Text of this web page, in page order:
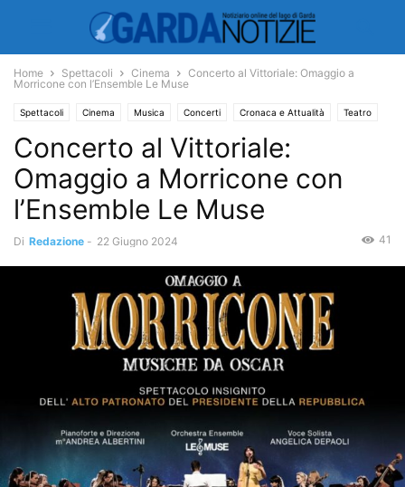
Home Spettacoli Cinema
Concerto al Vittoriale: Omaggio a
Morricone con l’Ensemble Le Muse
Spettacoli Cinema Musica Concerti Cronaca e Attualità Teatro
Concerto al Vittoriale:
Omaggio a Morricone con
l’Ensemble Le Muse
Di Redazione - 22 Giugno 2024 41